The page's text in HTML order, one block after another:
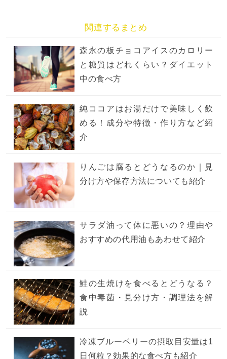
関連するまとめ
森永の板チョコアイスのカロリー
と糖質はどれくらい？ダイエット
中の食べ方
純ココアはお湯だけで美味しく飲
める！成分や特徴・作り方など紹
介
りんごは腐るとどうなるのか｜見
分け方や保存方法についても紹介
サラダ油って体に悪いの？理由や
おすすめの代用油もあわせて紹介
鮭の生焼けを食べるとどうなる？
食中毒菌・見分け方・調理法を解
説
冷凍ブルーベリーの摂取目安量は1
日何粒？効果的な食べ方も紹介